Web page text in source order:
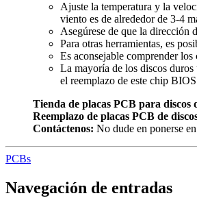
Ajuste la temperatura y la
viento es de alrededor de 3-4
Asegúrese de que la dirección
Para otras herramientas, es
Es aconsejable comprender
La mayoría de los discos
el reemplazo de este chip
Tienda de placas PCB para discos
Reemplazo de placas PCB de
Contáctenos: No dude en ponerse
PCBs
Navegación de entradas